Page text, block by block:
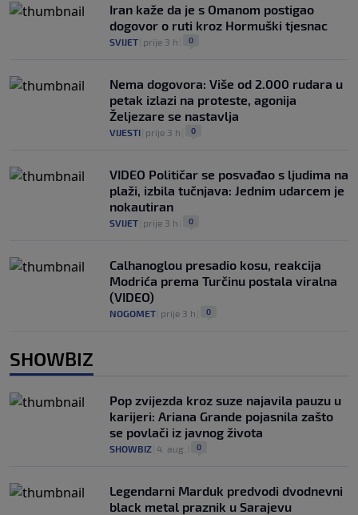
Iran kaže da je s Omanom postigao
dogovor o ruti kroz Hormuški tjesnac
SVIJET prije 3 h 0
Nema dogovora: Više od 2.000 rudara u
petak izlazi na proteste, agonija
Željezare se nastavlja
VIJESTI prije 3 h 0
VIDEO Političar se posvađao s ljudima na
plaži, izbila tučnjava: Jednim udarcem je
nokautiran
SVIJET prije 3 h 0
Calhanoglou presadio kosu, reakcija
Modrića prema Turčinu postala viralna
(VIDEO)
NOGOMET prije 3 h 0
SHOWBIZ
Pop zvijezda kroz suze najavila pauzu u
karijeri: Ariana Grande pojasnila zašto
se povlači iz javnog života
SHOWBIZ 4. aug. 0
Legendarni Marduk predvodi dvodnevni
black metal praznik u Sarajevu